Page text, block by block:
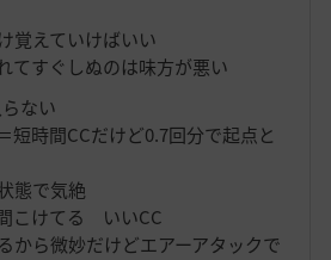
覚えていけばいい
てすぐしぬのは味方が悪い
ない
短時間CCだけど0.7回分で起点と
態で気絶
こけてる いいCC
から微妙だけどエアーアタックで